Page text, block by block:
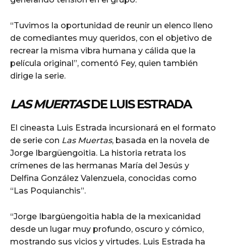
“Tuvimos la oportunidad de reunir un elenco lleno
de comediantes muy queridos, con el objetivo de
recrear la misma vibra humana y cálida que la
película original”, comentó Fey, quien también
dirige la serie.
LAS MUERTASDE LUIS ESTRADA
El cineasta Luis Estrada incursionará en el formato
de serie con Las Muertas, basada en la novela de
Jorge Ibargüengoitia. La historia retrata los
crímenes de las hermanas María del Jesús y
Delfina González Valenzuela, conocidas como
“Las Poquianchis”.
“Jorge Ibargüengoitia habla de la mexicanidad
desde un lugar muy profundo, oscuro y cómico,
mostrando sus vicios y virtudes. Luis Estrada ha